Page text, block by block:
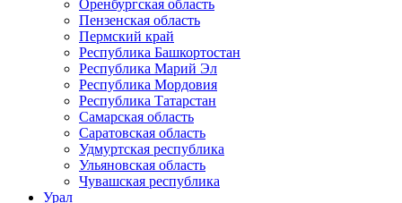
Оренбургская область
Пензенская область
Пермский край
Республика Башкортостан
Республика Марий Эл
Республика Мордовия
Республика Татарстан
Самарская область
Саратовская область
Удмуртская республика
Ульяновская область
Чувашская республика
Урал